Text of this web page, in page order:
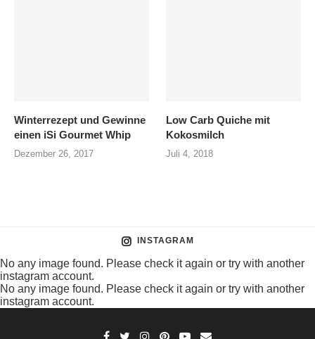
Winterrezept und Gewinne
einen iSi Gourmet Whip
Dezember 26, 2017
Low Carb Quiche mit
Kokosmilch
Juli 4, 2018
INSTAGRAM
No any image found. Please check it again or try with another
instagram account.
No any image found. Please check it again or try with another
instagram account.